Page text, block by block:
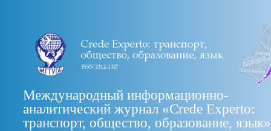
Международный информационно-
аналитический журнал «Crede Experto:
транспорт, общество, образование, язык»